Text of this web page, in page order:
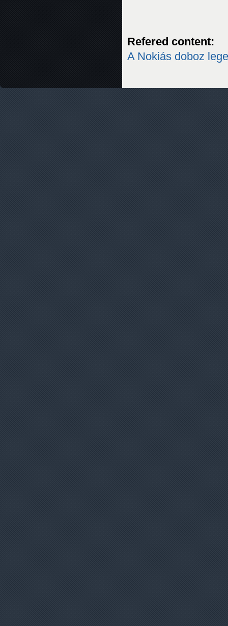
Refered content:
A Nokiás doboz